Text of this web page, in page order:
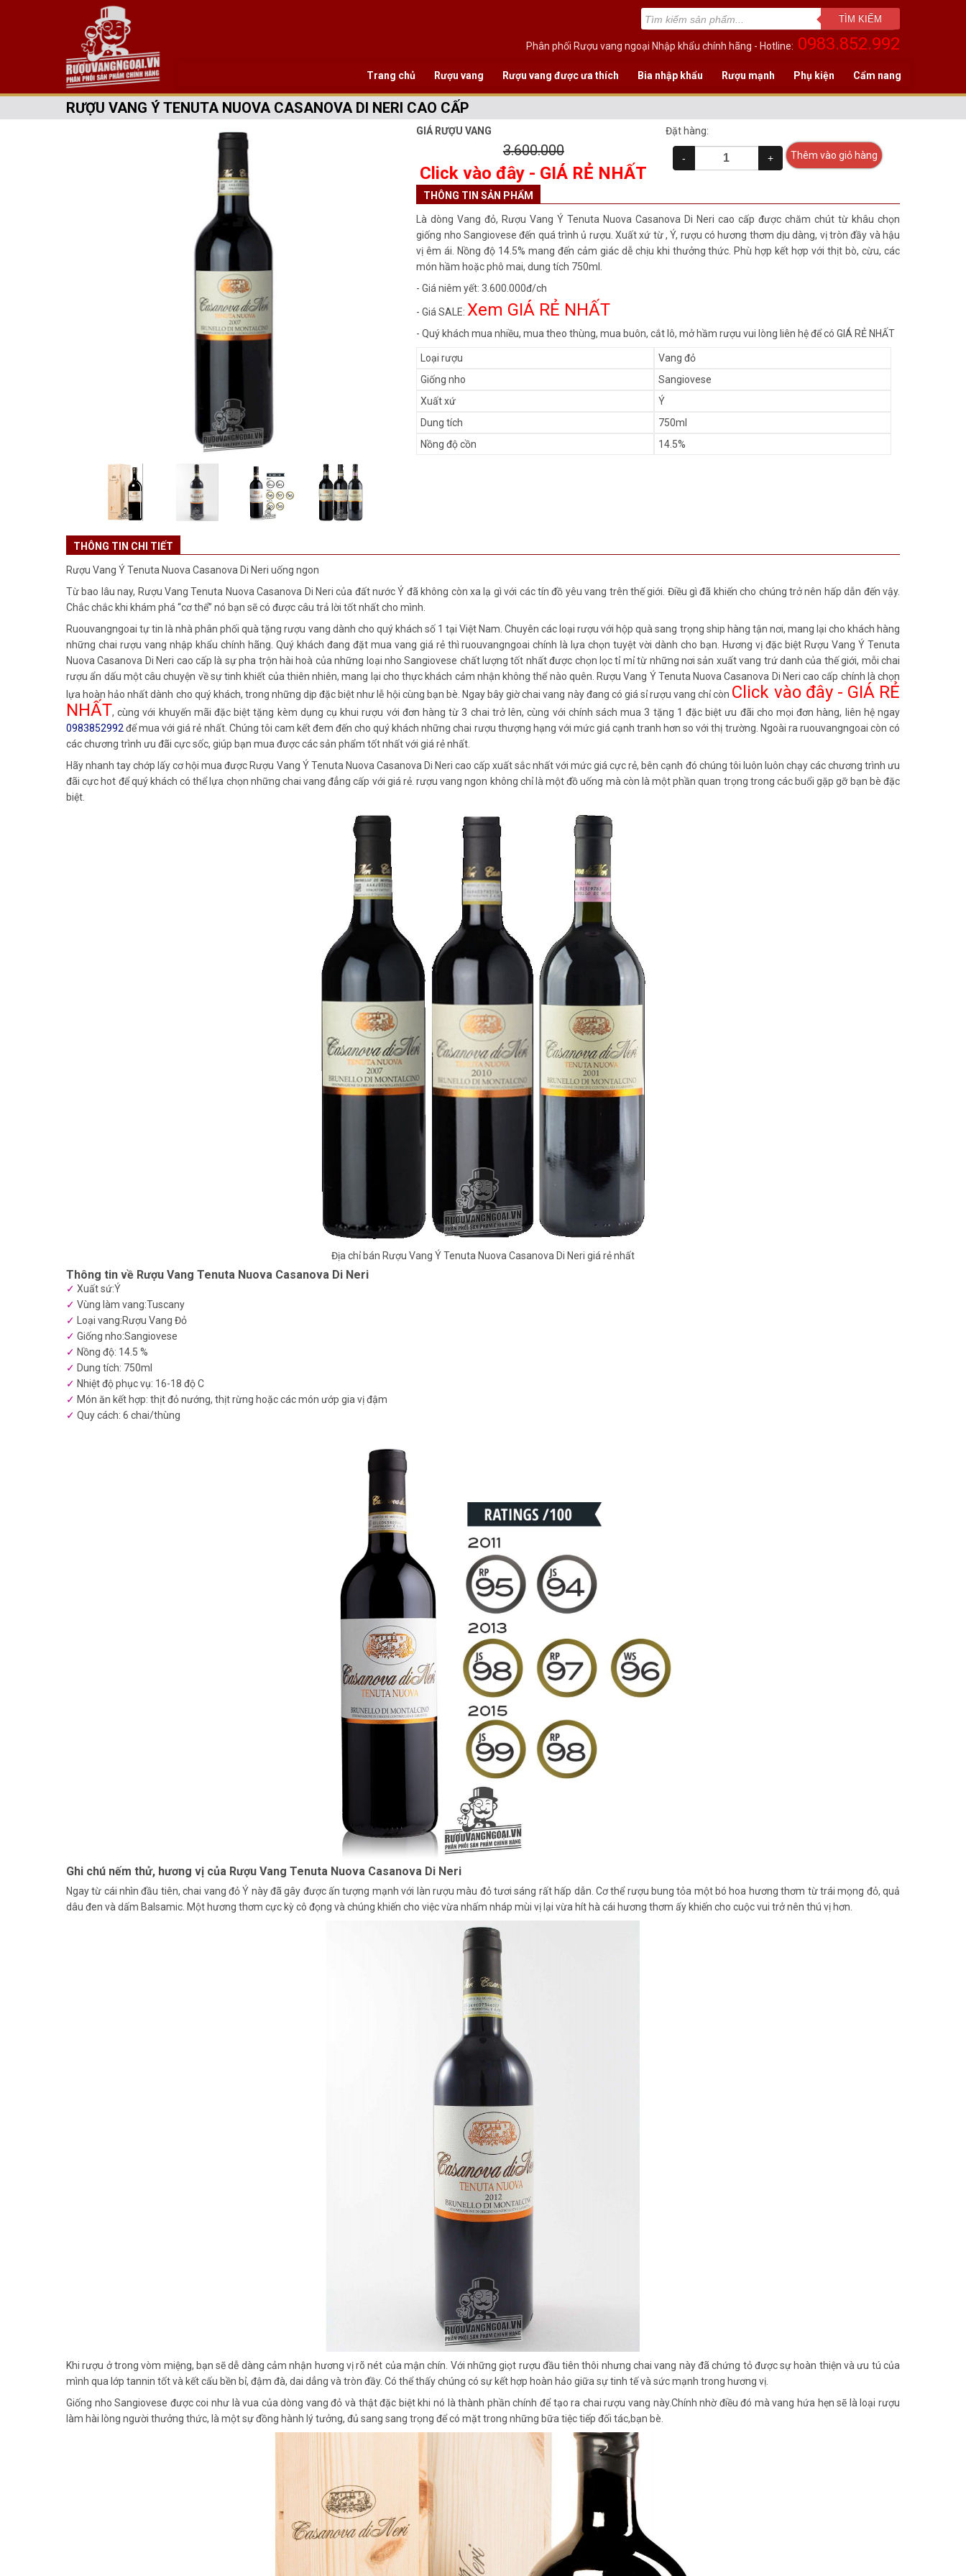
TÌM KIẾM
Phân phối Rượu vang ngoại Nhập khẩu chính hãng - Hotline: 0983.852.992
Trang chủ Rượu vang Rượu vang được ưa thích Bia nhập khẩu Rượu mạnh Phụ kiện Cẩm nang
RƯỢU VANG Ý TENUTA NUOVA CASANOVA DI NERI CAO CẤP
GIÁ RƯỢU VANG
3.600.000
Click vào đây - GIÁ RẺ NHẤT
Đặt hàng:
- + Thêm vào giỏ hàng
THÔNG TIN SẢN PHẨM
Là dòng Vang đỏ, Rượu Vang Ý Tenuta Nuova Casanova Di Neri cao cấp được chăm chút từ khâu chọn
giống nho Sangiovese đến quá trình ủ rượu. Xuất xứ từ , Ý, rượu có hương thơm dịu dàng, vị tròn đầy và hậu
vị êm ái. Nồng độ 14.5% mang đến cảm giác dễ chịu khi thưởng thức. Phù hợp kết hợp với thịt bò, cừu, các
món hầm hoặc phô mai, dung tích 750ml.
- Giá niêm yết: 3.600.000đ/ch
- Giá SALE: Xem GIÁ RẺ NHẤT
- Quý khách mua nhiều, mua theo thùng, mua buôn, cắt lô, mở hầm rượu vui lòng liên hệ để có GIÁ RẺ NHẤT
Loại rượu
Vang đỏ
Giống nho
Sangiovese
Xuất xứ
Ý
Dung tích
750ml
Nồng độ cồn
14.5%
THÔNG TIN CHI TIẾT
Rượu Vang Ý Tenuta Nuova Casanova Di Neri uống ngon
Từ bao lâu nay, Rượu Vang Tenuta Nuova Casanova Di Neri của đất nước Ý đã không còn xa lạ gì với các tín đồ yêu vang trên thế giới. Điều gì đã khiến cho chúng trở nên hấp dẫn đến vậy.
Chắc chắc khi khám phá “cơ thể” nó bạn sẽ có được câu trả lời tốt nhất cho mình.
Ruouvangngoai tự tin là nhà phân phối quà tặng rượu vang dành cho quý khách số 1 tại Việt Nam. Chuyên các loại rượu với hộp quà sang trọng ship hàng tận nơi, mang lại cho khách hàng
những chai rượu vang nhập khẩu chính hãng. Quý khách đang đặt mua vang giá rẻ thì ruouvangngoai chính là lựa chọn tuyệt vời dành cho bạn. Hương vị đặc biệt Rượu Vang Ý Tenuta
Nuova Casanova Di Neri cao cấp là sự pha trộn hài hoà của những loại nho Sangiovese chất lượng tốt nhất được chọn lọc tỉ mỉ từ những nơi sản xuất vang trứ danh của thế giới, mỗi chai
rượu ẩn dấu một câu chuyện về sự tinh khiết của thiên nhiên, mang lại cho thực khách cảm nhận không thể nào quên. Rượu Vang Ý Tenuta Nuova Casanova Di Neri cao cấp chính là chọn
lựa hoàn hảo nhất dành cho quý khách, trong những dịp đặc biệt như lễ hội cùng bạn bè. Ngay bây giờ chai vang này đang có giá sỉ rượu vang chỉ còn Click vào đây - GIÁ RẺ
NHẤT, cùng với khuyến mãi đặc biệt tặng kèm dụng cụ khui rượu với đơn hàng từ 3 chai trở lên, cùng với chính sách mua 3 tặng 1 đặc biệt ưu đãi cho mọi đơn hàng, liên hệ ngay
0983852992 để mua với giá rẻ nhất. Chúng tôi cam kết đem đến cho quý khách những chai rượu thượng hạng với mức giá cạnh tranh hơn so với thị trường. Ngoài ra ruouvangngoai còn có
các chương trình ưu đãi cực sốc, giúp bạn mua được các sản phẩm tốt nhất với giá rẻ nhất.
Hãy nhanh tay chớp lấy cơ hội mua được Rượu Vang Ý Tenuta Nuova Casanova Di Neri cao cấp xuất sắc nhất với mức giá cực rẻ, bên cạnh đó chúng tôi luôn luôn chạy các chương trình ưu
đãi cực hot để quý khách có thể lựa chọn những chai vang đẳng cấp với giá rẻ. rượu vang ngon không chỉ là một đồ uống mà còn là một phần quan trọng trong các buổi gặp gỡ bạn bè đặc
biệt.
Địa chỉ bán Rượu Vang Ý Tenuta Nuova Casanova Di Neri giá rẻ nhất
Thông tin về Rượu Vang Tenuta Nuova Casanova Di Neri
Xuất sứ:Ý
Vùng làm vang:Tuscany
Loại vang:Rượu Vang Đỏ
Giống nho:Sangiovese
Nồng độ: 14.5 %
Dung tích: 750ml
Nhiệt độ phục vụ: 16-18 độ C
Món ăn kết hợp: thịt đỏ nướng, thịt rừng hoặc các món ướp gia vị đậm
Quy cách: 6 chai/thùng
Ghi chú nếm thử, hương vị của Rượu Vang Tenuta Nuova Casanova Di Neri
Ngay từ cái nhìn đầu tiên, chai vang đỏ Ý này đã gây được ấn tượng mạnh với làn rượu màu đỏ tươi sáng rất hấp dẫn. Cơ thể rượu bung tỏa một bó hoa hương thơm từ trái mọng đỏ, quả
dâu đen và dấm Balsamic. Một hương thơm cực kỳ cô đọng và chúng khiến cho việc vừa nhấm nháp mùi vị lại vừa hít hà cái hương thơm ấy khiến cho cuộc vui trở nên thú vị hơn.
Khi rượu ở trong vòm miệng, bạn sẽ dễ dàng cảm nhận hương vị rõ nét của mận chín. Với những giọt rượu đầu tiên thôi nhưng chai vang này đã chứng tỏ được sự hoàn thiện và ưu tú của
mình qua lớp tannin tốt và kết cấu bền bỉ, đậm đà, dai dẳng và tròn đầy. Có thể thấy chúng có sự kết hợp hoàn hảo giữa sự tinh tế và sức mạnh trong hương vị.
Giống nho Sangiovese được coi như là vua của dòng vang đỏ và thật đặc biệt khi nó là thành phần chính để tạo ra chai rượu vang này.Chính nhờ điều đó mà vang hứa hẹn sẽ là loại rượu
làm hài lòng người thưởng thức, là một sự đồng hành lý tưởng, đủ sang sang trọng để có mặt trong những bữa tiệc tiếp đối tác,bạn bè.